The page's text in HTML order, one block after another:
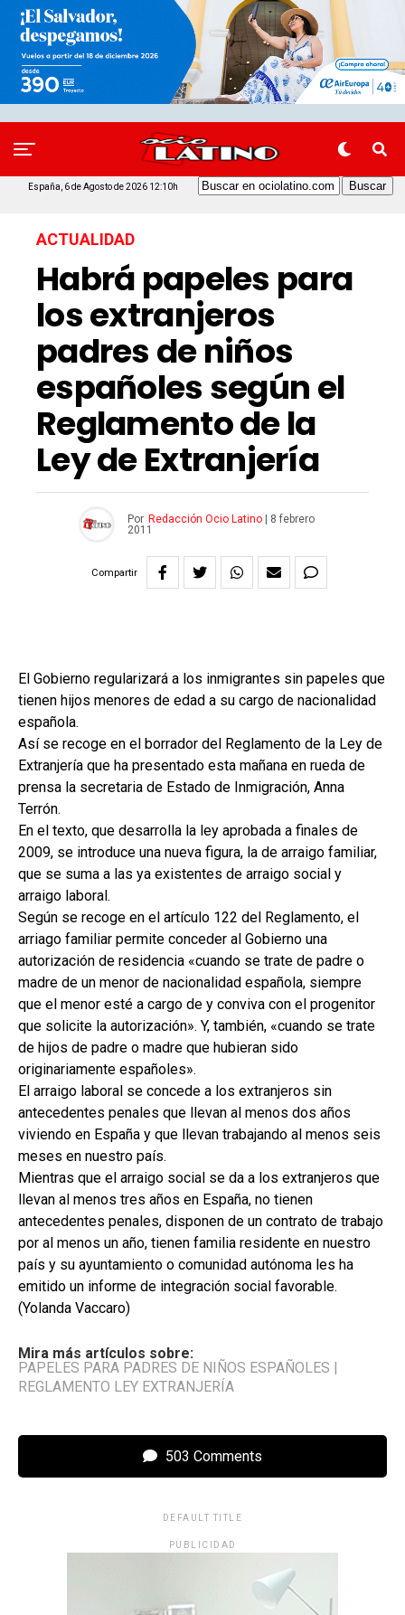
España, 6 de Agosto de 2026 12:10h
ACTUALIDAD
Habrá papeles para
los extranjeros
padres de niños
españoles según el
Reglamento de la
Ley de Extranjería
Por Redacción Ocio Latino
8 febrero
2011
Compartir
El Gobierno regularizará a los inmigrantes sin papeles que
tienen hijos menores de edad a su cargo de nacionalidad
española.
Así se recoge en el borrador del Reglamento de la Ley de
Extranjería que ha presentado esta mañana en rueda de
prensa la secretaria de Estado de Inmigración, Anna
Terrón.
En el texto, que desarrolla la ley aprobada a finales de
2009, se introduce una nueva figura, la de arraigo familiar,
que se suma a las ya existentes de arraigo social y
arraigo laboral.
Según se recoge en el artículo 122 del Reglamento, el
arriago familiar permite conceder al Gobierno una
autorización de residencia «cuando se trate de padre o
madre de un menor de nacionalidad española, siempre
que el menor esté a cargo de y conviva con el progenitor
que solicite la autorización». Y, también, «cuando se trate
de hijos de padre o madre que hubieran sido
originariamente españoles».
El arraigo laboral se concede a los extranjeros sin
antecedentes penales que llevan al menos dos años
viviendo en España y que llevan trabajando al menos seis
meses en nuestro país.
Mientras que el arraigo social se da a los extranjeros que
llevan al menos tres años en España, no tienen
antecedentes penales, disponen de un contrato de trabajo
por al menos un año, tienen familia residente en nuestro
país y su ayuntamiento o comunidad autónoma les ha
emitido un informe de integración social favorable.
(Yolanda Vaccaro)
Mira más artículos sobre:
PAPELES PARA PADRES DE NIÑOS ESPAÑOLES
REGLAMENTO LEY EXTRANJERÍA
503 Comments
DEFAULT TITLE
PUBLICIDAD